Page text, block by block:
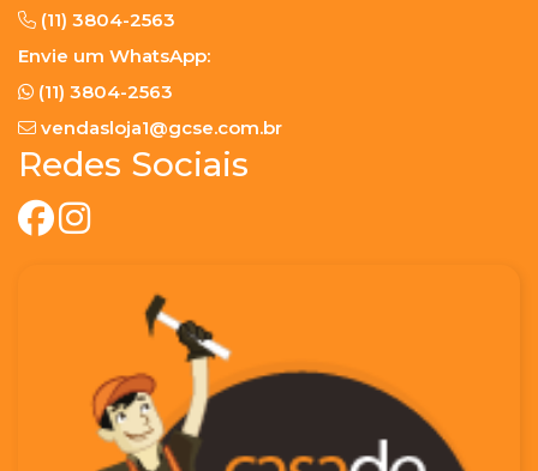
(11) 3804-2563
Envie um WhatsApp:
(11) 3804-2563
vendasloja1@gcse.com.br
Redes Sociais